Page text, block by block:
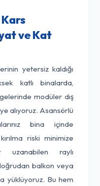
ve Kat
yetersiz kaldığı
katlı binalarda,
modüler dış
alıyoruz. Asansörlü
bina içinde
riski minimize
raylı
balkon veya
yüklüyoruz. Bu hem